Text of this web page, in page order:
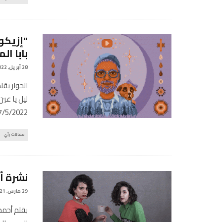
بابا
28 أبريل, 2022
الحوار
ليل يا
5/2022
مقالات رأي
نشرة أخبار
29 مارس, 2021
بقلم